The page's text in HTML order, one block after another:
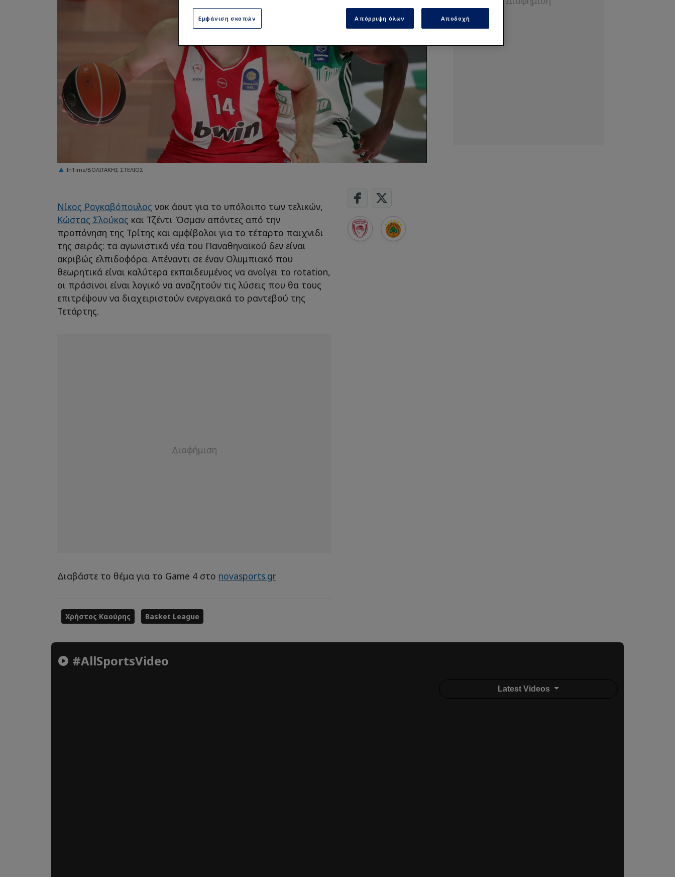
InTime/ΒΟΛΙΤΑΚΗΣ ΣΤΕΛΙΟΣ
Νίκος Ρογκαβόπουλος νοκ άουτ για το υπόλοιπο των τελικών,
Κώστας Σλούκας και Τζέντι Όσμαν απόντες από την
προπόνηση της Τρίτης και αμφίβολοι για το τέταρτο παιχνιδι
της σειράς: τα αγωνιστικά νέα του Παναθηναϊκού δεν είναι
ακριβώς ελπιδοφόρα. Απέναντι σε έναν Ολυμπιακό που
θεωρητικά είναι καλύτερα εκπαιδευμένος να ανοίγει το rotation,
οι πράσινοι είναι λογικό να αναζητούν τις λύσεις που θα τους
επιτρέψουν να διαχειριστούν ενεργειακά το ραντεβού της
Τετάρτης.
Διαβάστε το θέμα για το Game 4 στο novasports.gr
Χρήστος Καούρης Basket League
#AllSportsVideo
Latest Videos
Εμφάνιση σκοπών Απόρριψη όλων Αποδοχή